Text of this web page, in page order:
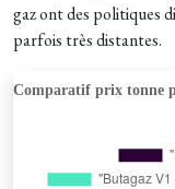
gaz ont des politiques
parfois très distantes.